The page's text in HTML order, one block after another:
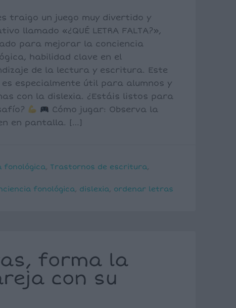
traigo un juego muy divertido y
llamado «¿QUÉ LETRA FALTA?»,
para mejorar la conciencia
habilidad clave en el
de la lectura y escritura. Este
es especialmente útil para alumnos y
con la dislexia. ¿Estáis listos para
Cómo jugar: Observa la
en pantalla. […]
fonológica, Trastornos de escritura,
fonológica, dislexia, ordenar letras
forma la
con su